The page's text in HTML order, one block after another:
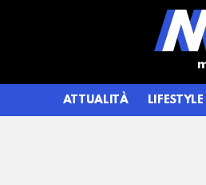
ATTUALITÀ LIFESTYLE